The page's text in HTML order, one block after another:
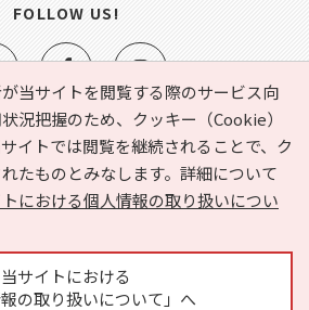
当サイトを閲覧する際のサービス向
況把握のため、クッキー（Cookie）
イトでは閲覧を継続されることで、ク
たものとみなします。詳細について
トにおける個人情報の取り扱いについ
当サイトにおける
報の取り扱いについて」へ
）とは？ お気に入り
ヘルプ
報の取り扱いについて
運営会社
広告掲載に関するお問い合わせ
FOLLOW US!